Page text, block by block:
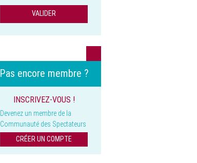
Pas encore membre ?
INSCRIVEZ-VOUS !
Devenez un membre de la
Communauté des Spectateurs
CRÉER UN COMPTE